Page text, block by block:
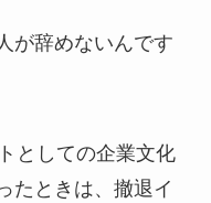
が辞めないんです
としての企業文化
たときは、撤退イ